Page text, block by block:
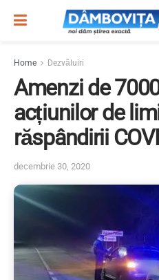
Home Dezvăluiri
Amenzi de
acțiunilor de
răspândirii
decembrie 30, 2020